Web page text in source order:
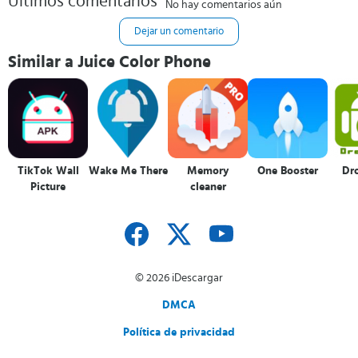
No hay comentarios aún
Dejar un comentario
Similar a Juice Color Phone
TikTok Wall
Picture
Wake Me There
Memory
cleaner
One Booster
© 2026 iDescargar
DMCA
Política de privacidad